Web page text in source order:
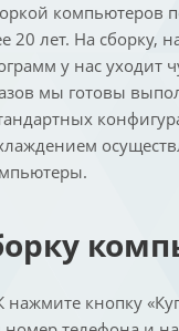
компьютеров
20 лет. На сборку,
у нас уходит
мы готовы
кнопку